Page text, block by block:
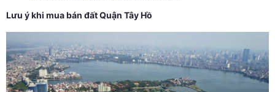
Lưu ý khi mua bán đất Quận Tây Hồ